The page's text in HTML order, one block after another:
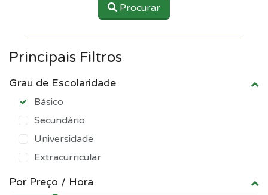
Procurar
Principais Filtros
Grau de Escolaridade
Básico
Secundário
Universidade
Extracurricular
Por Preço / Hora